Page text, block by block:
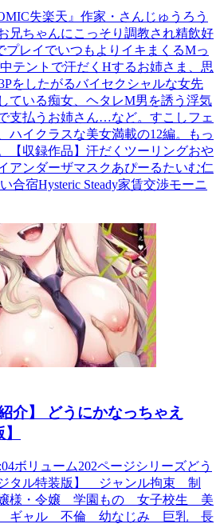
失楽天』作家・さんじゅうろう
兄ちゃんにこっそり調教され精飲好
プレイでいつもよりイキまくるMっ
テントで汗だくHするお姉さま、思
をしたがるバイセクシャルな女先
ている痴女、ヘタレM男を誘う浮気
支払うお姉さん…など。すこしフェ
ハイクラスな美女満載の12編。もっ
【収録作品】汗だくツーリングおや
アンダーザマスクあぴーるたいむ仁
合宿Hysteric Steady家賃交渉モーニ
介】 どうにかなっちゃえ
ボリューム202ページシリーズどう
タル特装版】 ジャンル拘束 制
・令嬢 学園もの 女子校生 美
ギャル 不倫 幼なじみ 巨乳 長